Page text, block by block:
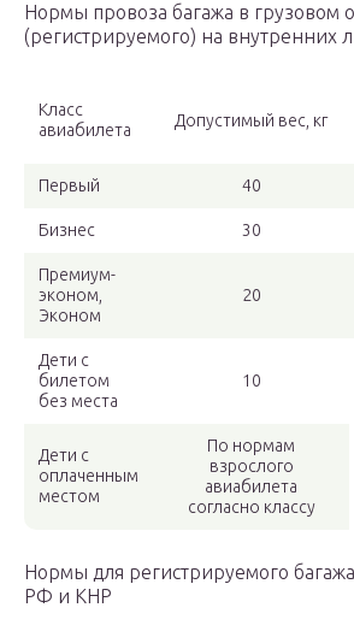
Нормы провоза багажа в грузовом
(регистрируемого) на внутренних
Класс
авиабилета
Допустимый вес, кг
Первый 40
Бизнес 30
Премиум-
эконом,
Эконом
20
Дети с
билетом
без места
10
Дети с
оплаченным
местом
По нормам
взрослого
авиабилета
согласно классу
Нормы для регистрируемого
РФ и КНР